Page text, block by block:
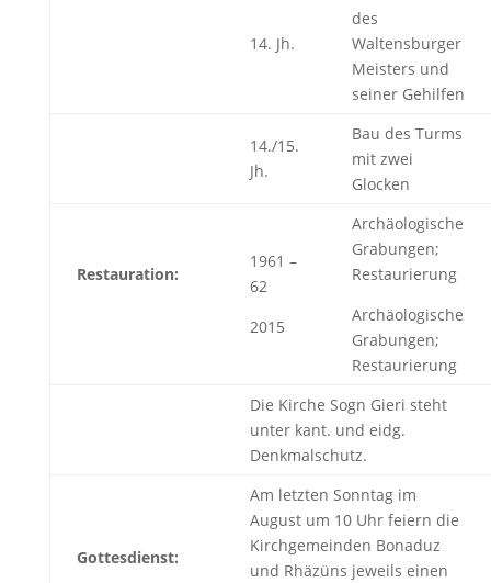
14. Jh.
des
Waltensburger
Meisters und
seiner Gehilfen
14./15.
Jh.
Bau des Turms
mit zwei
Glocken
Restauration:
1961 –
62
2015
Archäologische
Grabungen;
Restaurierung
Archäologische
Grabungen;
Restaurierung
Die Kirche Sogn Gieri steht
unter kant. und eidg.
Denkmalschutz.
Gottesdienst:
Am letzten Sonntag im
August um 10 Uhr feiern die
Kirchgemeinden Bonaduz
und Rhäzüns jeweils einen